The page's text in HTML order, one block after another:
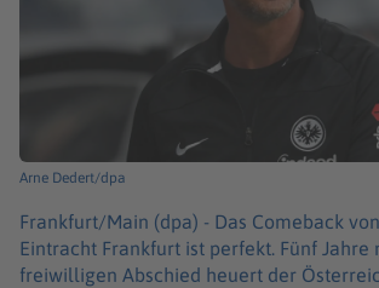
Arne Dedert/dpa
Frankfurt/Main (dpa) - Das Comeback
Eintracht Frankfurt ist perfekt. Fünf Jahre
freiwilligen Abschied heuert der